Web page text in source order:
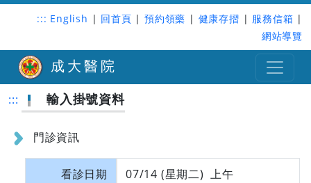
::: English | 回首頁 | 預約領藥 | 健康存摺 | 服務信箱 |
網站導覽
成大醫院
::: 輸入掛號資料
門診資訊
看診日期 07/14 (星期二) 上午